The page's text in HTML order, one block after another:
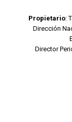
Propietario:
Dirección
Director